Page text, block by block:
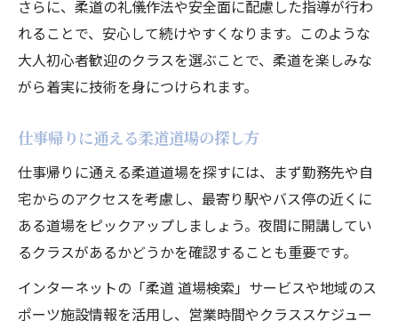
さらに、柔道の礼儀作法や安全面に配慮した指導が行わ
れることで、安心して続けやすくなります。このような
大人初心者歓迎のクラスを選ぶことで、柔道を楽しみな
がら着実に技術を身につけられます。
仕事帰りに通える柔道道場の探し方
仕事帰りに通える柔道道場を探すには、まず勤務先や自
宅からのアクセスを考慮し、最寄り駅やバス停の近くに
ある道場をピックアップしましょう。夜間に開講してい
るクラスがあるかどうかを確認することも重要です。
インターネットの「柔道 道場検索」サービスや地域のス
ポーツ施設情報を活用し、営業時間やクラススケジュー